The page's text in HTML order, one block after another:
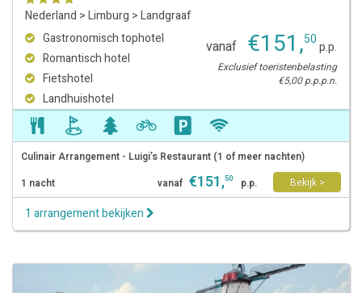
Nederland >Limburg >Landgraaf
Gastronomisch tophotel
Romantisch hotel
Fietshotel
Landhuishotel
vanaf €151,50p.p.
Exclusief toeristenbelasting
€5,00 p.p.p.n.
Culinair Arrangement - Luigi’s Restaurant (1 of meer nachten)
1 nacht
vanaf €151,50 p.p. Bekijk >
1 arrangement bekijken